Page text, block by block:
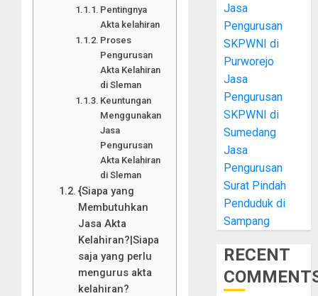
Pentingnya
Akta kelahiran
Proses
Pengurusan
Akta Kelahiran
di Sleman
Keuntungan
Menggunakan
Jasa
Pengurusan
Akta Kelahiran
di Sleman
{Siapa yang
Membutuhkan
Jasa Akta
Kelahiran?|Siapa
saja yang perlu
mengurus akta
kelahiran?
Jasa
Pengurusan
SKPWNI di
Purworejo
Jasa
Pengurusan
SKPWNI di
Sumedang
Jasa
Pengurusan
Surat Pindah
Penduduk di
Sampang
RECENT